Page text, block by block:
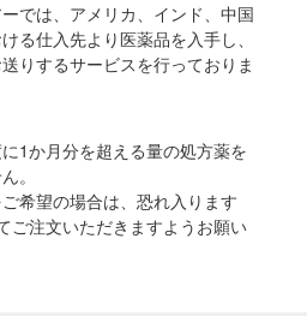
では、アメリカ、インド、中国
る仕入先より医薬品を入手し、
りするサービスを行っておりま
1か月分を超える量の処方薬を
。
希望の場合は、恐れ入ります
ご注文いただきますようお願い